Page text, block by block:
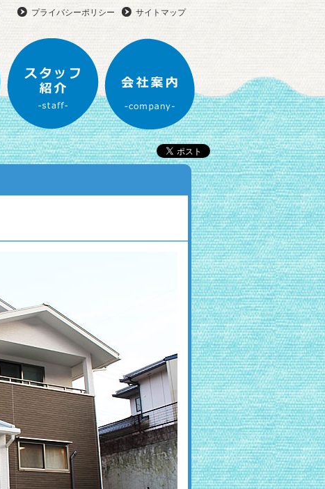
プライバシーポリシー サイトマップ
太進建設のリフォーム スタッフ紹介